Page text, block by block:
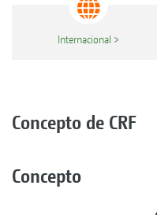
Internacional
Concepto de CRF
Concepto